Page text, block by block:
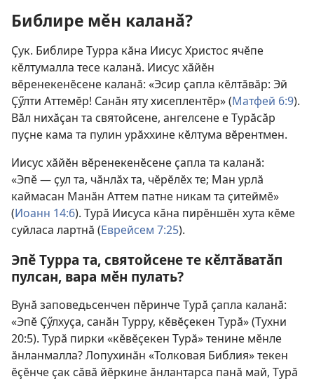
Библире мӗн каланӑ?
Ҫук. Библире Турра кӑна Иисус Христос ячӗпе
кӗлтумалла тесе каланӑ. Иисус хӑйӗн
вӗренекенӗсене каланӑ: «Эсир ҫапла кӗлтӑвӑр: Эй
Ҫӳлти Аттемӗр! Санӑн яту хисеплентӗр» (Матфей 6:9).
Вӑл нихӑҫан та святойсене, ангелсене е Турӑсӑр
пуҫне кама та пулин урӑххине кӗлтума вӗрентмен.
Иисус хӑйӗн вӗренекенӗсене ҫапла та каланӑ:
«Эпӗ — ҫул та, чӑнлӑх та, чӗрӗлӗх те; Ман урлӑ
каймасан Манӑн Аттем патне никам та ҫитеймӗ»
(Иоанн 14:6). Турӑ Иисуса кӑна пирӗншӗн хута кӗме
суйласа лартнӑ (Еврейсем 7:25).
Эпӗ Турра та, святойсене те кӗлтӑватӑп
пулсан, вара мӗн пулать?
Вунӑ заповедьсенчен пӗринче Турӑ ҫапла каланӑ:
«Эпӗ Ҫӳлхуҫа, санӑн Турру, кӗвӗҫекен Турӑ» (Тухни
20:5). Турӑ пирки «кӗвӗҫекен Турӑ» тенине мӗнле
ӑнланмалла? Лопухинӑн «Толковая Библия» текен
ӗҫӗнче ҫак сӑвӑ йӗркине ӑнлантарса панӑ май, Турӑ